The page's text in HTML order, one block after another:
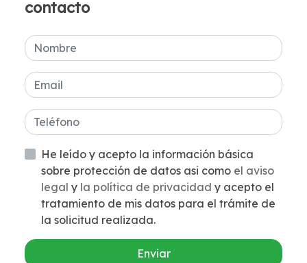
contacto
He leído y acepto la información básica
sobre protección de datos asi como el aviso
legal y la política de privacidad y acepto el
tratamiento de mis datos para el trámite de
la solicitud realizada.
Enviar